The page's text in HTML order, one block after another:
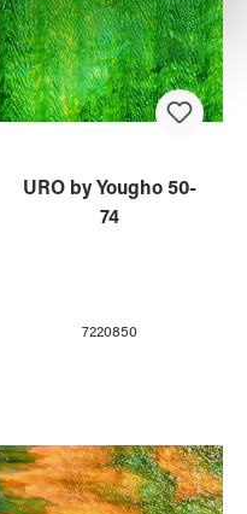
ihnen bereitgestellt
Nutzung der Dienste
URO by Yougho 50-
74
7220850